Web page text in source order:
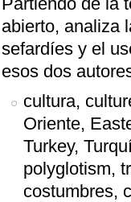
abierto, analiza
sefardíes y el
esos dos
cultura,
Oriente,
Turkey,
polyglotism,
costumbres,